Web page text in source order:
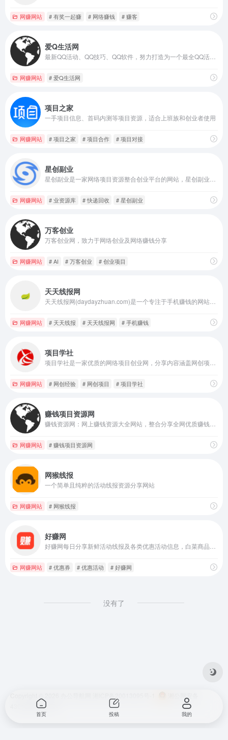
网赚网站 # 有奖一起赚 # 网络赚钱 # 赚客
爱Q生活网
网赚网站 # 爱Q生活网
项目之家
一手项目信息、首码内测等项目资源，适合上班族和创业者使用
网赚网站 # 项目之家 # 项目合作 # 项目对接
星创副业
网赚网站 # 业资源库 # 快递回收 # 星创副业
万客创业
万客创业网，致力于网络创业及网络赚钱分享
网赚网站 # AI # 万客创业 # 创业项目
天天线报网
网赚网站 # 天天线报 # 天天线报网 # 手机赚钱
项目学社
网赚网站 # 网创经验 # 网创项目 # 项目学社
赚钱项目资源网
网赚网站 # 赚钱项目资源网
网猴线报
一个简单且纯粹的活动线报资源分享网站
网赚网站 # 网猴线报
好赚网
网赚网站 # 优惠券 # 优惠活动 # 好赚网
没有了
43010202001724
首页 投稿 我的